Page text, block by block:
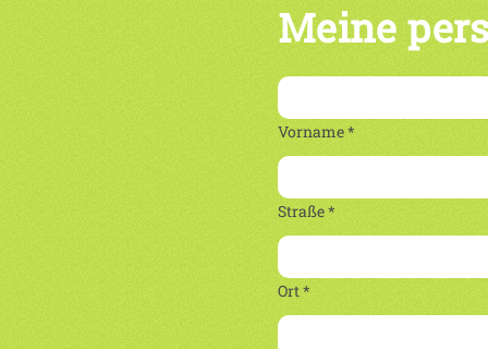
Meine
Vorname *
Straße *
Ort *